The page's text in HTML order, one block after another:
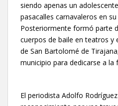
siendo apenas un
pasacalles carnavaleros en
Posteriormente formó parte
cuerpos de baile en teatros y
de San Bartolomé de
municipio para dedicarse a la
El periodista Adolfo